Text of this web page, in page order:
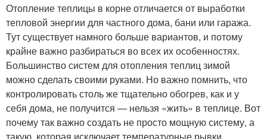
Отопление теплицы в корне отличается от выработки
тепловой энергии для частного дома, бани или гаража.
Тут существует намного больше вариантов, и потому
крайне важно разбираться во всех их особенностях.
Большинство систем для отопления теплиц зимой
можно сделать своими руками. Но важно помнить, что
контролировать столь же тщательно обогрев, как и у
себя дома, не получится — нельзя «жить» в теплице. Вот
почему так важно создать не просто мощную систему, а